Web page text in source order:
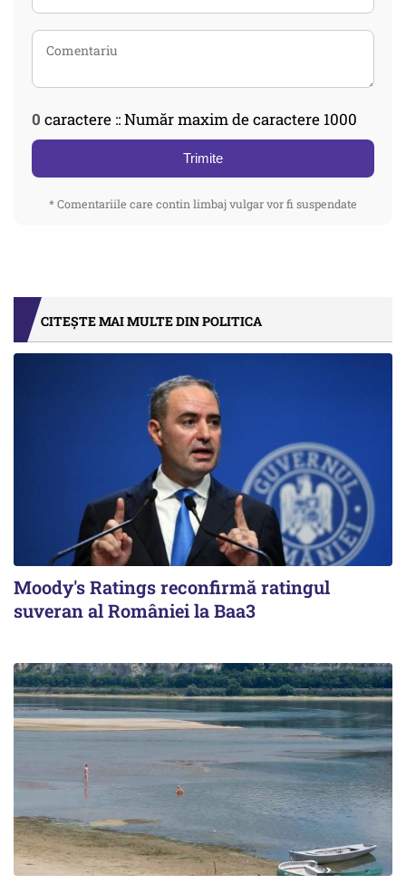
0 caractere :: Număr maxim de caractere 1000
Trimite
* Comentariile care contin limbaj vulgar vor fi suspendate
CITEȘTE MAI MULTE DIN POLITICA
Moody's Ratings reconfirmă ratingul
suveran al României la Baa3